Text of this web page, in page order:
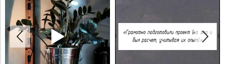
Деревянная модульная полка в
систему стеллажей Woody.
Спасибо Дмитрию за отзыв!